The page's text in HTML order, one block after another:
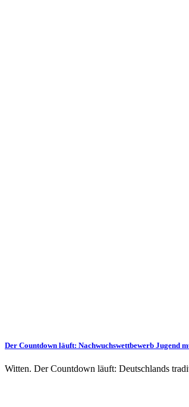
Der Countdown läuft: Nachwuchswettbewerb Jugend
Witten. Der Countdown läuft: Deutschlands